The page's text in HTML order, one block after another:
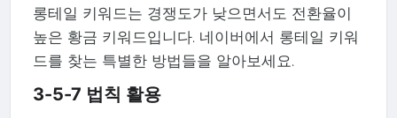
롱테일 키워드는 경쟁도가 낮으면서도 전환율이
높은 황금 키워드입니다. 네이버에서 롱테일 키워
드를 찾는 특별한 방법들을 알아보세요.
3-5-7 법칙 활용